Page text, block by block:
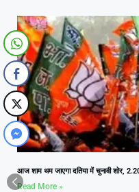
आज शाम थम जाएगा दतिया में चुनावी शोर,
Read More »